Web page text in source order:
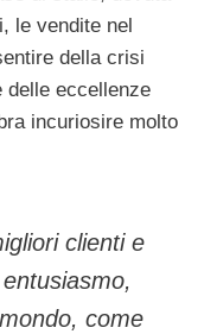
le vendite nel
della crisi
delle eccellenze
incuriosire molto
clienti e
come